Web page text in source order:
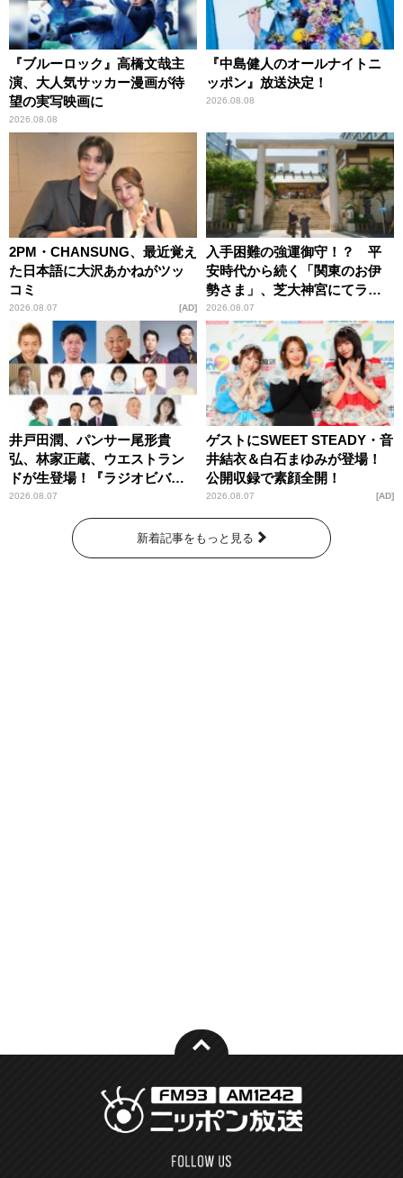
『ブルーロック』高橋文哉主
演、大人気サッカー漫画が待
望の実写映画に
2026.08.08
『中島健人のオールナイトニ
ッポン』放送決定！
2026.08.08
2PM・CHANSUNG、最近覚え
た日本語に大沢あかねがツッ
コミ
2026.08.07 AD
入手困難の強運御守！？ 平
安時代から続く「関東のお伊
勢さま」、芝大神宮にてラン
パンプスが合格祈願！
2026.08.07
井戸田潤、パンサー尾形貴
弘、林家正蔵、ウエストラン
ドが生登場！『ラジオビバリ
ー昼ズ』
2026.08.07
ゲストにSWEET STEADY・音
井結衣＆白石まゆみが登場！
公開収録で素顔全開！
2026.08.07 AD
新着記事をもっと見る